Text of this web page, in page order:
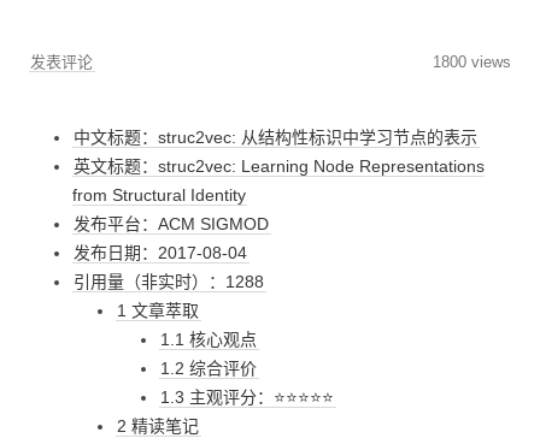
发表评论 1800 views
中文标题：struc2vec: 从结构性标识中学习节点的表示
英文标题：struc2vec: Learning Node Representations
from Structural Identity
发布平台：ACM SIGMOD
发布日期：2017-08-04
引用量（非实时）：1288
1 文章萃取
1.1 核心观点
1.2 综合评价
1.3 主观评分：⭐⭐⭐⭐⭐
2 精读笔记